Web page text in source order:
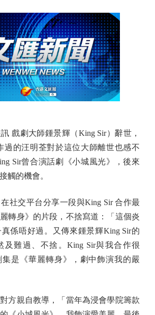
劇大師鍾景輝（King Sir）辭世，
過的汪明荃對於這位大師離世也感不
Sir曾合演話劇《小城風光》，後來
觸的機會。
交平台分享一段與King Sir 合作最
轉身》的片段，不捨寫道：「這個炎
係唔好過。又傳來鍾景輝King Sir的
及難過、不捨。King Sir與我合作很
集是《華麗轉身》，劇中飾演我的嚴
親自教導，「當年為浸會學院籌款